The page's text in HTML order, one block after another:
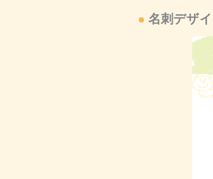
●名刺デザ